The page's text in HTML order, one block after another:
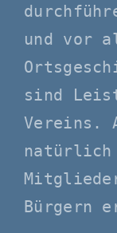
und vor
sind
Vereins.
natürlich
Bürgern